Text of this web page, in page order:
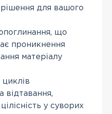
для вашого
що
проникнення
матеріалу
відтавання,
у суворих